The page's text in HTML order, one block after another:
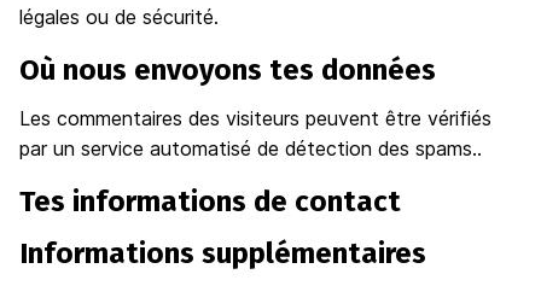
légales ou de sécurité.
Où nous envoyons tes données
Les commentaires des visiteurs peuvent être vérifiés
par un service automatisé de détection des spams..
Tes informations de contact
Informations supplémentaires